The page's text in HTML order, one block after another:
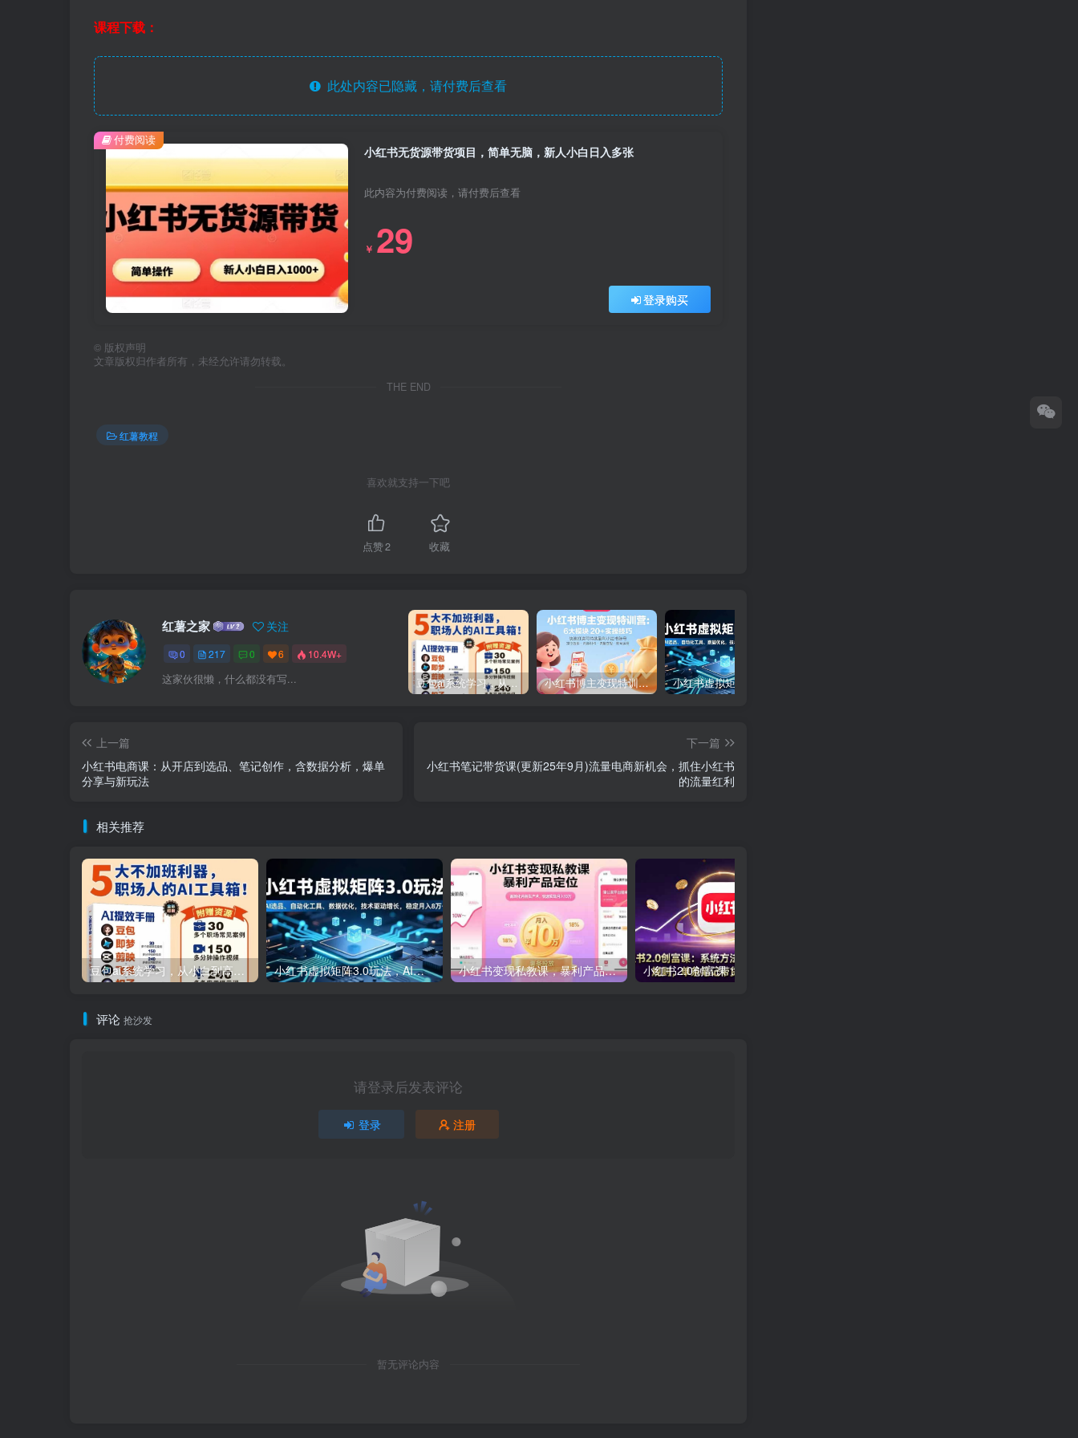
课程下载：
此处内容已隐藏，请付费后查看
小红书无货源带货项目，简单无脑，新人小白日入多张
此内容为付费阅读，请付费后查看
￥ 29
登录购买
付费阅读
© 版权声明
文章版权归作者所有，未经允许请勿转载。
THE END
红薯教程
喜欢就支持一下吧
点赞2 收藏
红薯之家 关注
0 217 0 6 10.4W+
这家伙很懒，什么都没有写... 豆包ai系统学习，从小白到高手系列 小红书博主变现特训营：6大模块20+实操技巧 快速打造可持续盈利小红书账号
上一篇
小红书电商课：从开店到选品、笔记创作，含数据分析，爆单
分享与新玩法
下一篇
小红书笔记带货课(更新25年9月)流量电商新机会，抓住小红书
的流量红利
相关推荐
豆包ai系统学习，从小白到高手系列 小红书虚拟矩阵3.0玩法，AI选品、自动化工具、数据优化，技术驱动增长，稳定月入8万+ 小红书变现私教课，暴利产品定位，高转化内容生产术，快速实现月入10万
评论 抢沙发
请登录后发表评论
登录 注册
暂无评论内容